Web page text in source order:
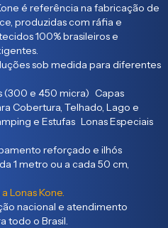
é referência na fabricação de
produzidas com ráfia e
100% brasileiros e
sob medida para diferentes
(300 e 450 micra) Capas
Cobertura, Telhado, Lago e
e Estufas Lonas Especiais
reforçado e ilhós
1 metro ou a cada 50 cm,
Lonas Kone.
nacional e atendimento
todo o Brasil.